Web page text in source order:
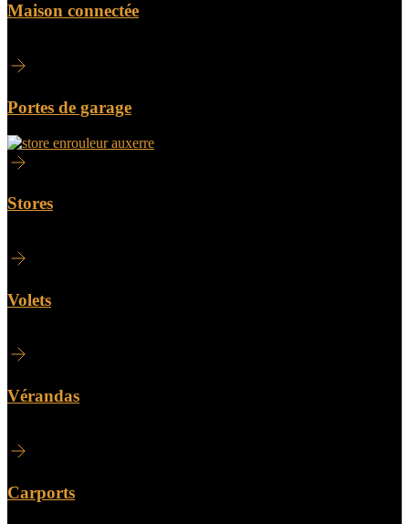
Maison connectée
Portes de garage
Stores
Volets
Vérandas
Carports